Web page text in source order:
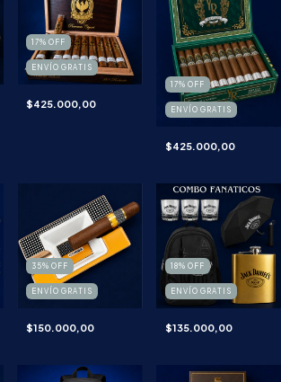
17%OFF
ENVÍO GRATIS
$425.000,00
17% OFF
ENVÍO GRATIS
$425.000,00
35%OFF
ENVÍO GRATIS
$150.000,00
18% OFF
ENVÍO GRATIS
$135.000,00